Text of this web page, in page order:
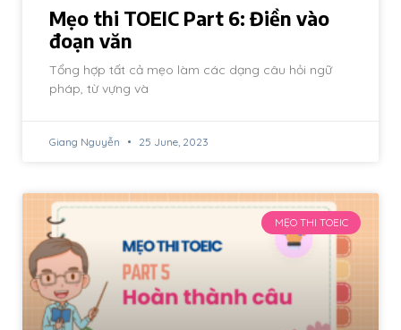
Mẹo thi TOEIC Part 6: Điền vào
đoạn văn
Tổng hợp tất cả mẹo làm các dạng câu hỏi ngữ
pháp, từ vựng và
Giang Nguyễn 25 June, 2023
MẸO THI TOEIC